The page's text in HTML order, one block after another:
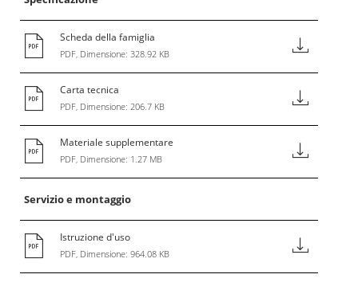
Scheda della famiglia
PDF, Dimensione: 328.92 KB
Carta tecnica
PDF, Dimensione: 206.7 KB
Materiale supplementare
PDF, Dimensione: 1.27 MB
Servizio e montaggio
Istruzione d'uso
PDF, Dimensione: 964.08 KB